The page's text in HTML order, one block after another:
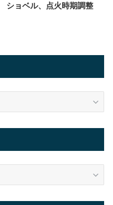
ショベル、点火時期調整